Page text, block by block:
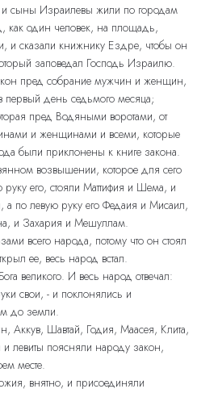
и сыны Израилевы жили по городам
как один человек, на площадь,
и сказали книжнику Ездре, чтобы он
заповедал Господь Израилю.
пред собрание мужчин и женщин,
первый день седьмого месяца;
пред Водяными воротами, от
и женщинами и всеми, которые
были приклонены к книге закона.
возвышении, которое для сего
его, стояли Маттифия и Шема, и
по левую руку его Федаия и Мисаил,
и Захария и Мешуллам.
всего народа, потому что он стоял
ее, весь народ встал.
великого. И весь народ отвечал:
свои, - и поклонялись и
до земли.
Шавтай, Годия, Маасея, Клита,
левиты поясняли народу закон,
месте.
внятно, и присоединяли